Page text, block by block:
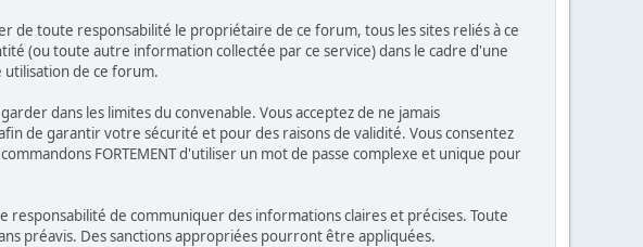
de toute responsabilité le propriétaire de ce forum, tous les sites reliés à ce
(ou toute autre information collectée par ce service) dans le cadre d'une
de ce forum.
dans les limites du convenable. Vous acceptez de ne jamais
de garantir votre sécurité et pour des raisons de validité. Vous consentez
FORTEMENT d'utiliser un mot de passe complexe et unique pour
de communiquer des informations claires et précises. Toute
préavis. Des sanctions appropriées pourront être appliquées.